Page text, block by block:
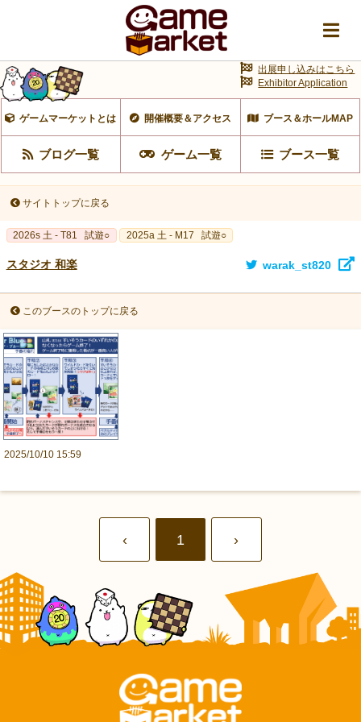
ゲームマーケットとは 開催概要＆アクセス ブース＆ホールMAP
ブログ一覧 ゲーム一覧 ブース一覧
出展申し込みはこちら
Exhibitor Application
サイトトップに戻る
2026s 土 - T81 試遊○ 2025a 土 - M17 試遊○
スタジオ 和楽 warak_st820
このブースのトップに戻る
2025/10/10 15:59
‹ 1 ›